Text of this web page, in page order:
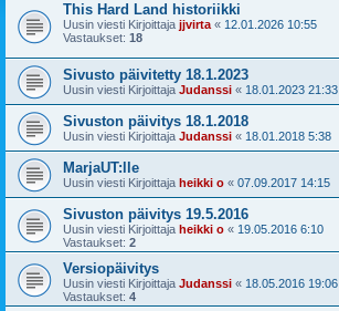
This Hard Land historiikki
Uusin viesti Kirjoittaja jjvirta « 12.01.2026 10:55
Vastaukset: 18
Sivusto päivitetty 18.1.2023
Uusin viesti Kirjoittaja Judanssi « 18.01.2023 21:33
Sivuston päivitys 18.1.2018
Uusin viesti Kirjoittaja Judanssi « 18.01.2018 5:38
MarjaUT:lle
Uusin viesti Kirjoittaja heikki o « 07.09.2017 14:15
Sivuston päivitys 19.5.2016
Uusin viesti Kirjoittaja heikki o « 19.05.2016 6:10
Vastaukset: 2
Versiopäivitys
Uusin viesti Kirjoittaja Judanssi « 18.05.2016 19:06
Vastaukset: 4